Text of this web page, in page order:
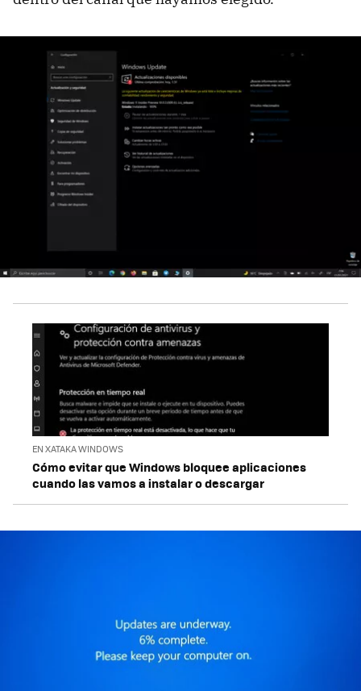
EN XATAKA WINDOWS
Cómo evitar que Windows bloquee aplicaciones
cuando las vamos a instalar o descargar